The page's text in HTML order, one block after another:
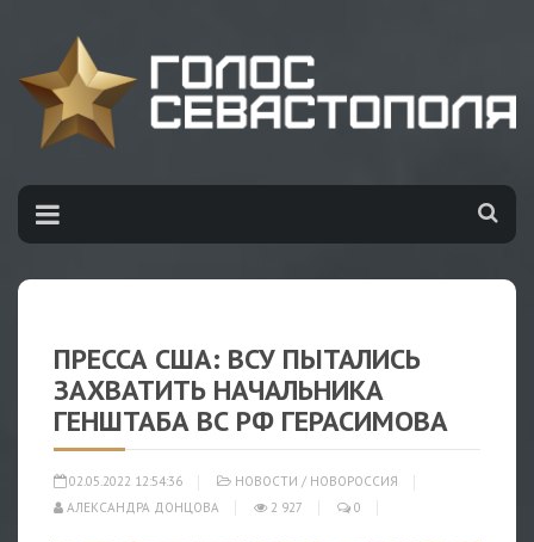
ПРЕССА США: ВСУ ПЫТАЛИСЬ
ЗАХВАТИТЬ НАЧАЛЬНИКА
ГЕНШТАБА ВС РФ ГЕРАСИМОВА
02.05.2022 12:54:36 НОВОСТИ / НОВОРОССИЯ
АЛЕКСАНДРА ДОНЦОВА
2 927 0